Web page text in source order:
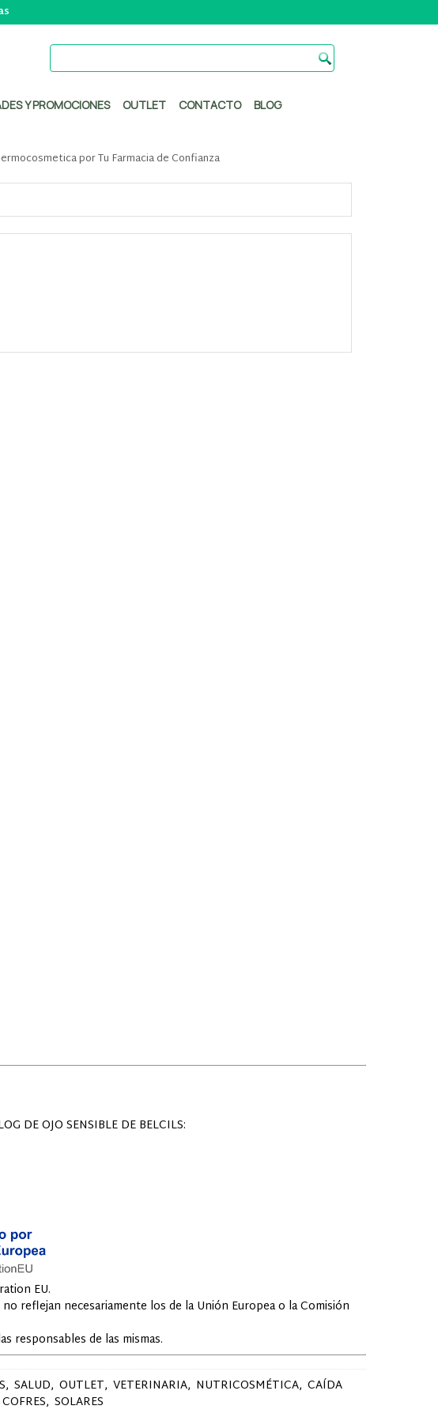
Y PROMOCIONES OUTLET CONTACTO
BLOG
por Tu Farmacia de Confianza
DE OJO SENSIBLE DE BELCILS:
EU.
reflejan necesariamente los de la Unión Europea o la Comisión
responsables de las mismas.
SALUD OUTLET VETERINARIA NUTRICOSMÉTICA CAÍDA
COFRES SOLARES